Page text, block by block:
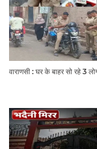
वाराणसी : घर के बाहर सो रहे 3